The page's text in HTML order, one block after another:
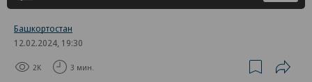
Башкортостан
12.02.2024, 19:30
2K 3 мин.